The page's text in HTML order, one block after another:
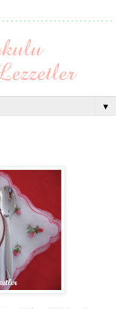
▼